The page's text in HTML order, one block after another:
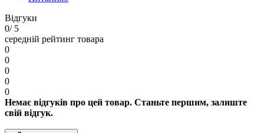
Відгуки
0/ 5
середній рейтинг товара
0
0
0
0
0
Немає відгуків про цей товар. Станьте першим, залиште
свій відгук.